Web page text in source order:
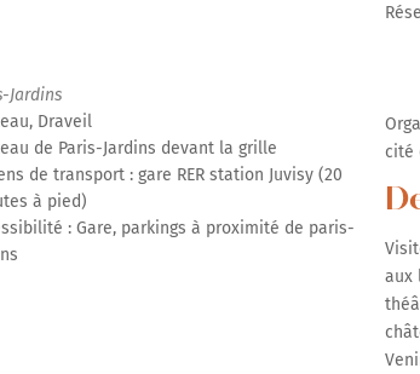
Jardins
Draveil
de Paris-Jardins devant la grille
de transport : gare RER station Juvisy (20
à pied)
: Gare, parkings à proximité de paris-
cité
aux